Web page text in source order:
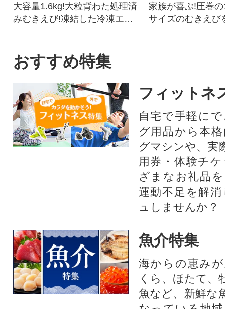
大容量1.6kg!大粒背わた処理済
みむきえび!凍結した冷凍エビ
家族が喜ぶ!圧巻
サイズのむきえび
おすすめ特集
フィットネ
自宅で手軽に
グ用品から本
グマシンや、実
用券・体験チ
ざまなお礼品
運動不足を解
ュしませんか？
魚介特集
海からの恵み
くら、ほたて、
魚など、新鮮な